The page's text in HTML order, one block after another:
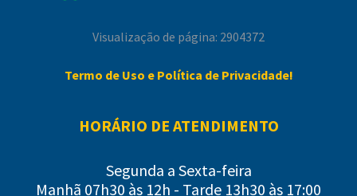
Visualização de página: 2904372
Termo de Uso e Política de Privacidade!
HORÁRIO DE ATENDIMENTO
Segunda a Sexta-feira
Manhã 07h30 às 12h - Tarde 13h30 às 17:00